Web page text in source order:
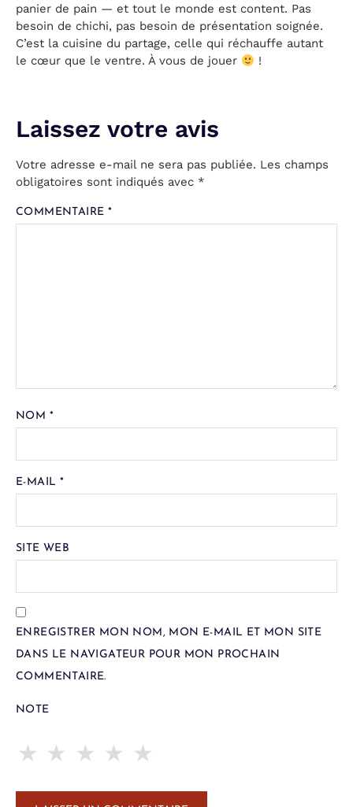
panier de pain — et tout le monde est content. Pas
besoin de chichi, pas besoin de présentation soignée.
C’est la cuisine du partage, celle qui réchauffe autant
le cœur que le ventre. À vous de jouer
!
Votre adresse e-mail ne sera pas publiée. Les champs
obligatoires sont indiqués avec *
COMMENTAIRE *
NOM *
E-MAIL *
SITE WEB
ENREGISTRER MON NOM, MON E-MAIL ET MON SITE
DANS LE NAVIGATEUR POUR MON PROCHAIN
COMMENTAIRE.
NOTE
★
★
★
★
★